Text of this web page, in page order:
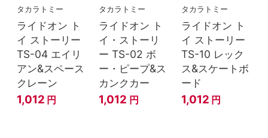
タカラトミー
ライドオン ト
イ ストーリー
TS-04 エイリ
アン&スペース
クレーン
1,012 円
タカラトミー
ライドオン ト
イ・ストーリ
ー TS-02 ボ
ー・ピープ&ス
カンクカー
1,012 円
タカラトミー
ライドオン ト
イ ストーリー
TS-10 レック
ス&スケートボ
ード
1,012 円